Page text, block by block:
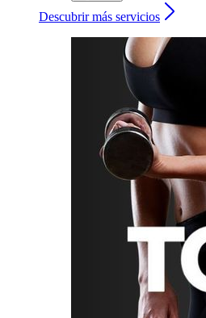
Descubrir más servicios